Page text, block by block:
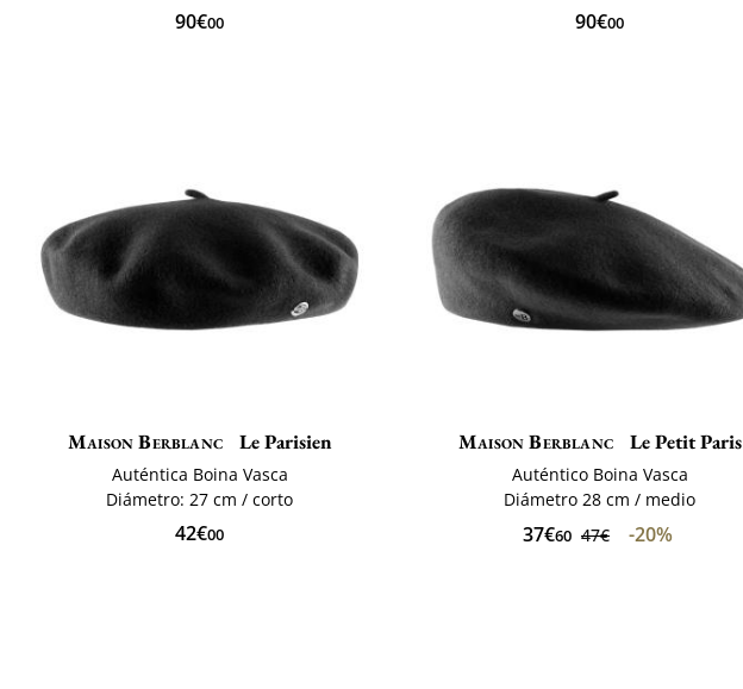
90€00 90€00
Maison Berblanc Le Parisien
Auténtica Boina Vasca
Diámetro: 27 cm / corto
42€00
Maison Berblanc Le Petit Paris
Auténtico Boina Vasca
Diámetro 28 cm / medio
37€60 47€ -20%